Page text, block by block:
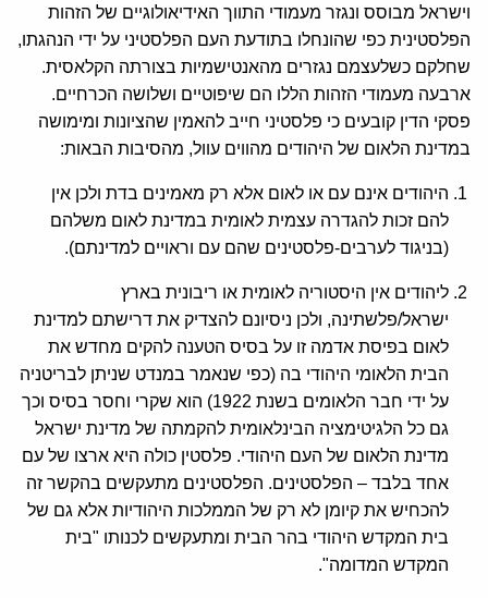
וישראל מבוסס ונגזר מעמודי התווך האידיאולוגיים של הזהות
הפלסטינית כפי שהונחלו בתודעת העם הפלסטיני על ידי הנהגתו,
שחלקם כשלעצמם נגזרים מהאנטישמיות בצורתה הקלאסית.
ארבעה מעמודי הזהות הללו הם שיפוטיים ושלושה הכרחיים.
פסקי הדין קובעים כי פלסטיני חייב להאמין שהציונות ומימושה
במדינת הלאום של היהודים מהווים עוול, מהסיבות הבאות:
היהודים אינם עם או לאום אלא רק מאמינים בדת ולכן אין
להם זכות להגדרה עצמית לאומית במדינת לאום משלהם
(בניגוד לערבים-פלסטינים שהם עם וראויים למדינתם).
ליהודים אין היסטוריה לאומית או ריבונית בארץ
ישראל/פלשתינה, ולכן ניסיונם להצדיק את דרישתם למדינת
לאום בפיסת אדמה זו על בסיס הטענה להקים מחדש את
הבית הלאומי היהודי בה (כפי שנאמר במנדט שניתן לבריטניה
על ידי חבר הלאומים בשנת 1922) הוא שקרי וחסר בסיס וכך
גם כל הלגיטימציה הבינלאומית להקמתה של מדינת ישראל
מדינת הלאום של העם היהודי. פלסטין כולה היא ארצו של עם
אחד בלבד – הפלסטינים. הפלסטינים מתעקשים בהקשר זה
להכחיש את קיומן לא רק של הממלכות היהודיות אלא גם של
בית המקדש היהודי בהר הבית ומתעקשים לכנותו "בית
המקדש המדומה".